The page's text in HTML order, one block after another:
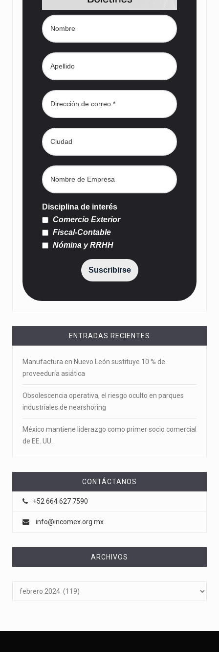
Disciplina de interés
Comercio Exterior
Fiscal-Contable
Nómina y RRHH
Suscribirse
ENTRADAS RECIENTES
Manufactura en Nuevo León sustituye 10 % de
proveeduría asiática
Obsolescencia operativa, el riesgo oculto en parques
industriales de nearshoring
México mantiene liderazgo como primer socio comercial
de EE. UU.
CONTÁCTANOS
+52 664 627 7590
info@incomex.org.mx
ARCHIVOS